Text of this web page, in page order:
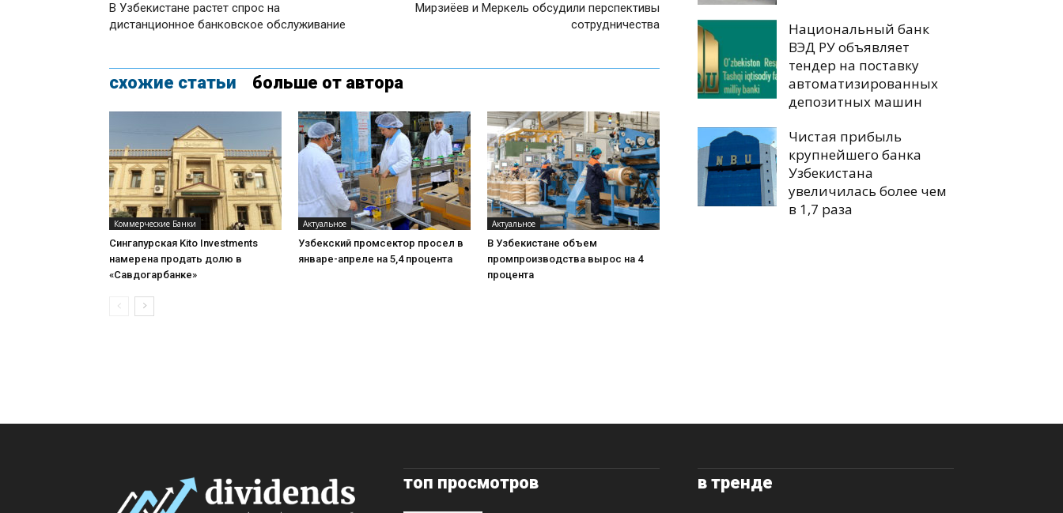
В Узбекистане растет спрос на
дистанционное банковское обслуживание
Мирзиёев и Меркель обсудили перспективы
сотрудничества
схожие статьи больше от автора
Коммерческие Банки
Сингапурская Kito Investments
намерена продать долю в
«Савдогарбанке»
Актуальное
Узбекский промсектор просел в
январе-апреле на 5,4 процента
Актуальное
В Узбекистане объем
промпроизводства вырос на 4
процента
Национальный банк
ВЭД РУ объявляет
тендер на поставку
автоматизированных
депозитных машин
Чистая прибыль
крупнейшего банка
Узбекистана
увеличилась более чем
в 1,7 раза
топ просмотров в тренде